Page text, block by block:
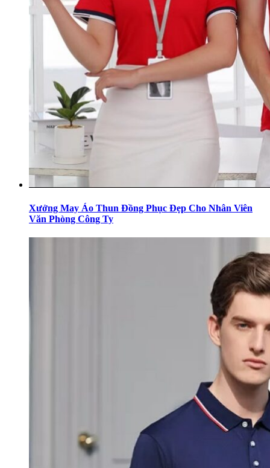
Xưởng May Áo Thun Đồng Phục Đẹp Cho Nhân Viên
Văn Phòng Công Ty